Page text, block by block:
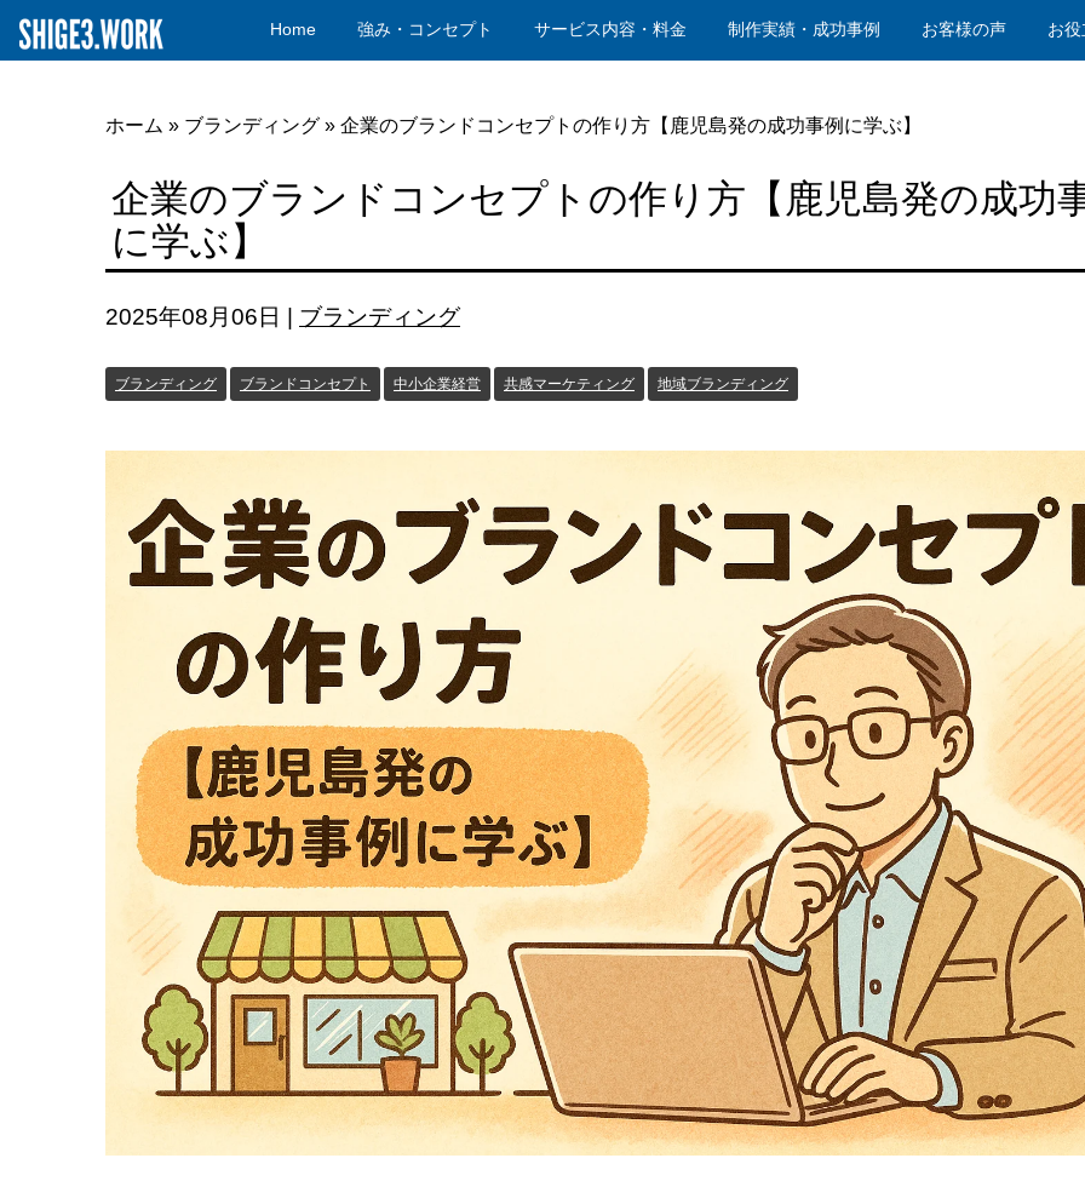
Home 強み・コンセプト サービス内容・料金 制作実績・成功事例 お客様の声 お
ホーム » ブランディング » 企業のブランドコンセプトの作り方【鹿児島発の成功事例に学ぶ】
企業のブランドコンセプトの作り方【鹿児島発の成功
に学ぶ】
2025年08月06日 ブランディング
ブランディング ブランドコンセプト 中小企業経営 共感マーケティング 地域ブランディング